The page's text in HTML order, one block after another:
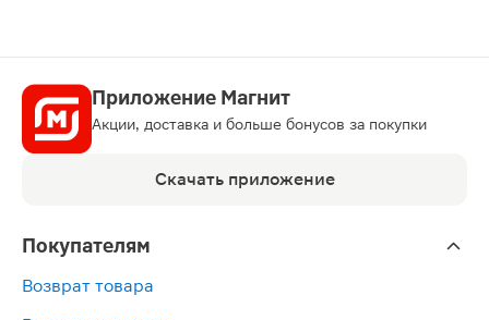
Приложение Магнит
Акции, доставка и больше бонусов за покупки
Скачать приложение
Покупателям
Возврат товара